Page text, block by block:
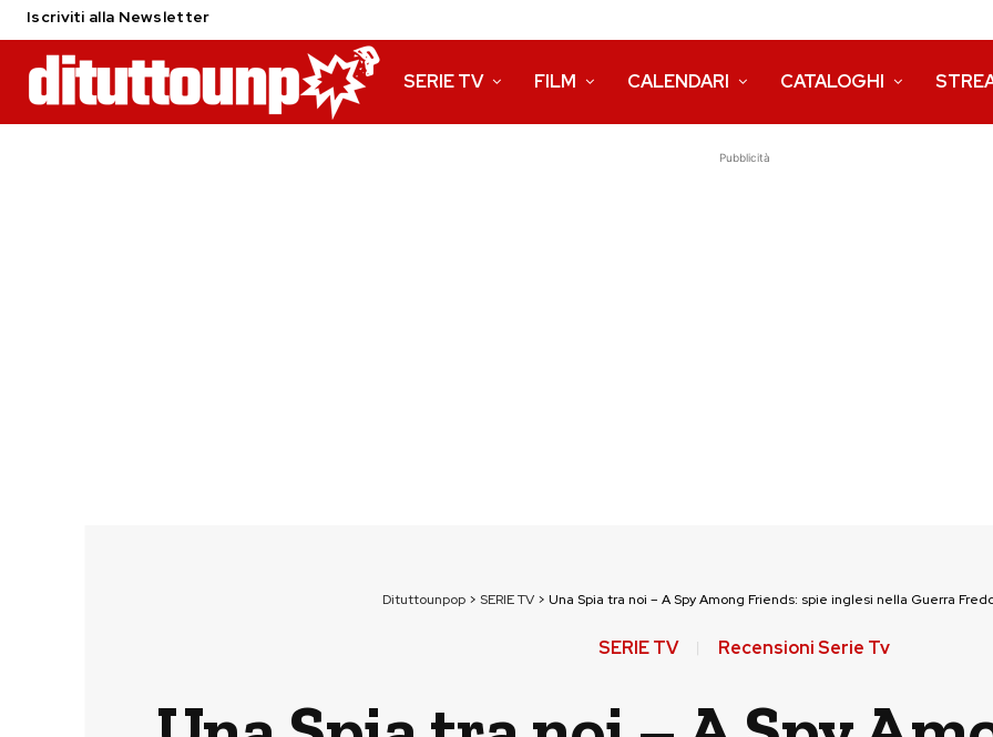
Iscriviti alla Newsletter
SERIE TV FILM CALENDARI CATALOGHI
Pubblicità
Dituttounpop> SERIE TV> Una Spia tra noi – A Spy Among Friends: spie inglesi nella Guerra
SERIE TV Recensioni Serie Tv